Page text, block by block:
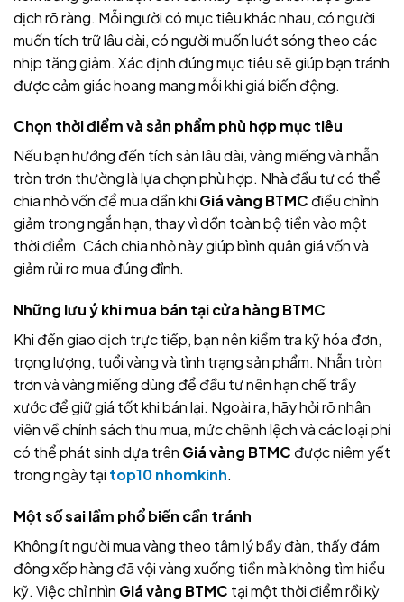
dịch rõ ràng. Mỗi người có mục tiêu khác nhau, có người
muốn tích trữ lâu dài, có người muốn lướt sóng theo các
nhịp tăng giảm. Xác định đúng mục tiêu sẽ giúp bạn tránh
được cảm giác hoang mang mỗi khi giá biến động.
Chọn thời điểm và sản phẩm phù hợp mục tiêu
Nếu bạn hướng đến tích sản lâu dài, vàng miếng và nhẫn
tròn trơn thường là lựa chọn phù hợp. Nhà đầu tư có thể
chia nhỏ vốn để mua dần khi Giá vàng BTMC điều chỉnh
giảm trong ngắn hạn, thay vì dồn toàn bộ tiền vào một
thời điểm. Cách chia nhỏ này giúp bình quân giá vốn và
giảm rủi ro mua đúng đỉnh.
Những lưu ý khi mua bán tại cửa hàng BTMC
Khi đến giao dịch trực tiếp, bạn nên kiểm tra kỹ hóa đơn,
trọng lượng, tuổi vàng và tình trạng sản phẩm. Nhẫn tròn
trơn và vàng miếng dùng để đầu tư nên hạn chế trầy
xước để giữ giá tốt khi bán lại. Ngoài ra, hãy hỏi rõ nhân
viên về chính sách thu mua, mức chênh lệch và các loại phí
có thể phát sinh dựa trên Giá vàng BTMC được niêm yết
trong ngày tại top10 nhomkinh.
Một số sai lầm phổ biến cần tránh
Không ít người mua vàng theo tâm lý bầy đàn, thấy đám
đông xếp hàng đã vội vàng xuống tiền mà không tìm hiểu
kỹ. Việc chỉ nhìn Giá vàng BTMC tại một thời điểm rồi kỳ